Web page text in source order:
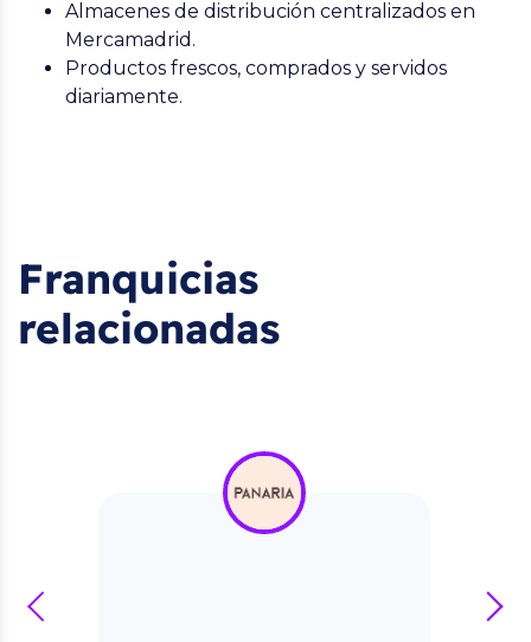
Almacenes de distribución centralizados en
Mercamadrid.
Productos frescos, comprados y servidos
diariamente.
Franquicias
relacionadas
prev next